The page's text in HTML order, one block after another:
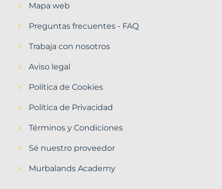
Mapa web
Preguntas frecuentes - FAQ
Trabaja con nosotros
Aviso legal
Política de Cookies
Política de Privacidad
Términos y Condiciones
Sé nuestro proveedor
Murbalands Academy